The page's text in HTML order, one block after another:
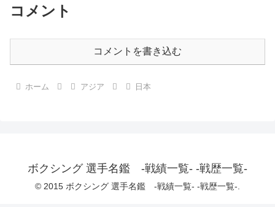
コメント
コメントを書き込む
ホーム アジア 日本
ボクシング 選手名鑑 -戦績一覧- -戦歴一覧-
© 2015 ボクシング 選手名鑑 -戦績一覧- -戦歴一覧-.